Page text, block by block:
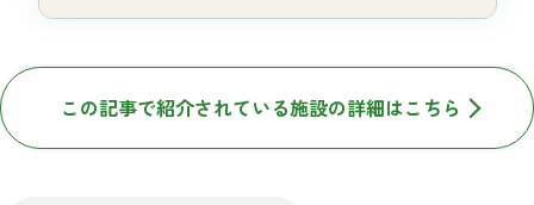
この記事で紹介されている施設の詳細はこちら